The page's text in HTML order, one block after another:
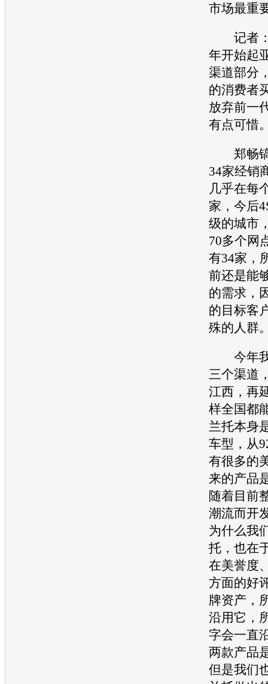
市场最重
记者：
年开始起
渠道部分
的消费者
放弃前一
有点可惜
郑畅镐
34家经销
几乎在每
家，今后
级的城市
70多个网
有34家，
前还是能
的需求，
的目标客
殊的人群
今年我
三个渠道
江西，再
样全国都
兰托本身
车型 ，从
有很多的
来的产品
随着目前
潮流而开
为什么我
托 ，也在
在美誉度
方面的好
牌资产，
沿用它，
字会一直
两款产品
但是我们